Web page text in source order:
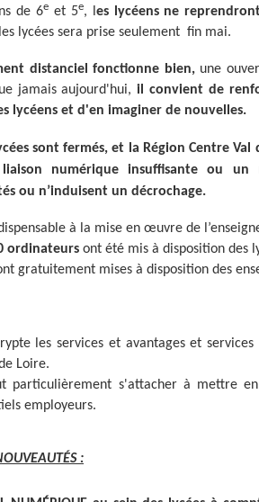
de 6e et 5e, les lycéens ne
lycées sera prise seulement fin mai.
distanciel fonctionne bien, une
jamais aujourd'hui,il convient de
lycéens et d'en imaginer de nouvelles.
sont fermés, et la Région Centre Val
numérique insuffisante ou un
ou n’induisent un décrochage.
à la mise en œuvre de
ordinateurs ont été mis à disposition des
gratuitement mises à disposition des
les services et avantages et services
Loire.
particulièrement s'attacher à mettre
employeurs.
ÉS :